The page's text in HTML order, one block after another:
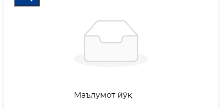
Маълумот йўқ